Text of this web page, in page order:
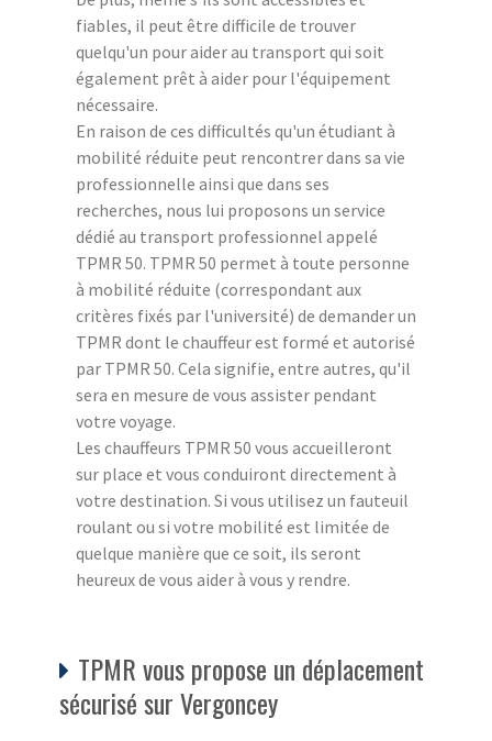
fiables, il peut être difficile de trouver
quelqu'un pour aider au transport qui soit
également prêt à aider pour l'équipement
nécessaire.
En raison de ces difficultés qu'un étudiant à
mobilité réduite peut rencontrer dans sa vie
professionnelle ainsi que dans ses
recherches, nous lui proposons un service
dédié au transport professionnel appelé
TPMR 50. TPMR 50 permet à toute personne
à mobilité réduite (correspondant aux
critères fixés par l'université) de demander un
TPMR dont le chauffeur est formé et autorisé
par TPMR 50. Cela signifie, entre autres, qu'il
sera en mesure de vous assister pendant
votre voyage.
Les chauffeurs TPMR 50 vous accueilleront
sur place et vous conduiront directement à
votre destination. Si vous utilisez un fauteuil
roulant ou si votre mobilité est limitée de
quelque manière que ce soit, ils seront
heureux de vous aider à vous y rendre.
TPMR vous propose un déplacement
sécurisé sur Vergoncey